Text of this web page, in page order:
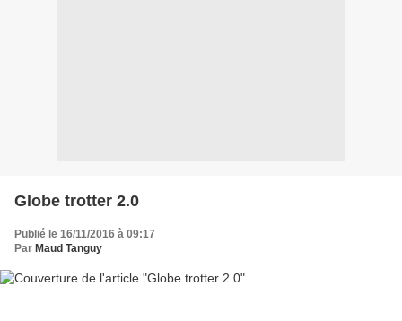
Globe trotter 2.0
Publié le 16/11/2016 à 09:17
Par Maud Tanguy